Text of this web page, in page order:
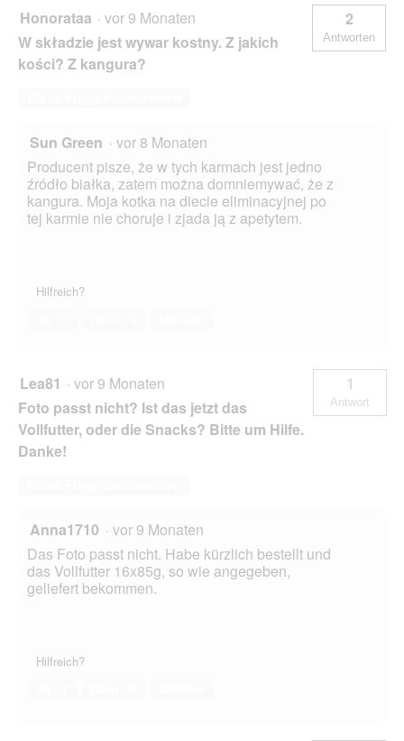
Honorataa · vor 9 Monaten
W składzie jest wywar kostny. Z jakich
kości? Z kangura?
2
Antworten
Sun Green · vor 8 Monaten
Producent pisze, że w tych karmach jest jedno
źródło białka, zatem można domniemywać, że z
kangura. Moja kotka na diecie eliminacyjnej po
tej karmie nie choruje i zjada ją z apetytem.
Hilfreich?
Lea81 · vor 9 Monaten
Foto passt nicht? Ist das jetzt das
Vollfutter, oder die Snacks? Bitte um Hilfe.
Danke!
1
Antwort
Anna1710 · vor 9 Monaten
Das Foto passt nicht. Habe kürzlich bestellt und
das Vollfutter 16x85g, so wie angegeben,
geliefert bekommen.
Hilfreich?